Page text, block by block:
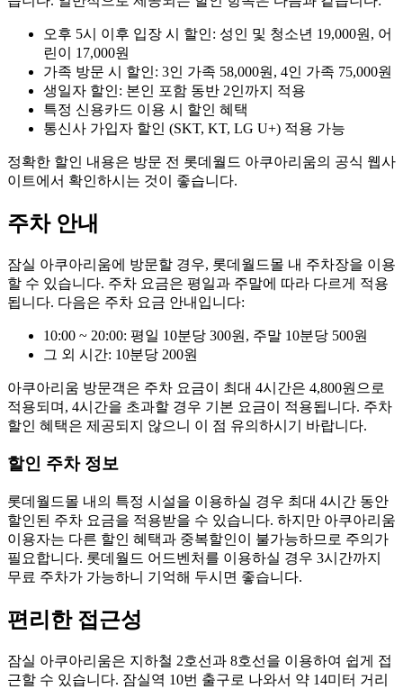
오후 5시 이후 입장 시 할인: 성인 및 청소년 19,000원, 어
린이 17,000원
가족 방문 시 할인: 3인 가족 58,000원, 4인 가족 75,000원
생일자 할인: 본인 포함 동반 2인까지 적용
특정 신용카드 이용 시 할인 혜택
통신사 가입자 할인 (SKT, KT, LG U+) 적용 가능
정확한 할인 내용은 방문 전 롯데월드 아쿠아리움의 공식 웹사
이트에서 확인하시는 것이 좋습니다.
주차 안내
잠실 아쿠아리움에 방문할 경우, 롯데월드몰 내 주차장을 이용
할 수 있습니다. 주차 요금은 평일과 주말에 따라 다르게 적용
됩니다. 다음은 주차 요금 안내입니다:
10:00 ~ 20:00: 평일 10분당 300원, 주말 10분당 500원
그 외 시간: 10분당 200원
아쿠아리움 방문객은 주차 요금이 최대 4시간은 4,800원으로
적용되며, 4시간을 초과할 경우 기본 요금이 적용됩니다. 주차
할인 혜택은 제공되지 않으니 이 점 유의하시기 바랍니다.
할인 주차 정보
롯데월드몰 내의 특정 시설을 이용하실 경우 최대 4시간 동안
할인된 주차 요금을 적용받을 수 있습니다. 하지만 아쿠아리움
이용자는 다른 할인 혜택과 중복할인이 불가능하므로 주의가
필요합니다. 롯데월드 어드벤처를 이용하실 경우 3시간까지
무료 주차가 가능하니 기억해 두시면 좋습니다.
편리한 접근성
잠실 아쿠아리움은 지하철 2호선과 8호선을 이용하여 쉽게 접
근할 수 있습니다. 잠실역 10번 출구로 나와서 약 14미터 거리